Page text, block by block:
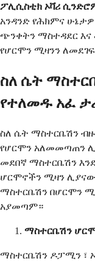
ፖሊሲስቲክ ኦቫሪ ሲንድሮም
አንዳንድ የሕክምና
ጭንቀትን ማስተዳደር እና
የሆርሞን ሚዛንን
ስለ ሴት
የተለመዱ አፈ
ስለ ሴት ማስተርቤሽን ብዙ
የሆርሞን አለመመጣጠን
መደበኛ ማስተርቤሽን
ሆርሞኖችን ሚዛን
ማስተርቤሽን በሆርሞን
አያመጣም።
ማስተርቤሽን
ማስተርቤሽን ዶፓሚን ፣